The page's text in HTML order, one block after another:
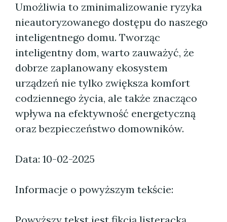
Umożliwia to zminimalizowanie ryzyka
nieautoryzowanego dostępu do naszego
inteligentnego domu. Tworząc
inteligentny dom, warto zauważyć, że
dobrze zaplanowany ekosystem
urządzeń nie tylko zwiększa komfort
codziennego życia, ale także znacząco
wpływa na efektywność energetyczną
oraz bezpieczeństwo domowników.
Data: 10-02-2025
Informacje o powyższym tekście: